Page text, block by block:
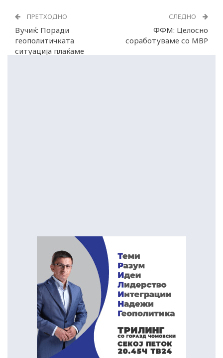
ПРЕТХОДНО
Вучиќ: Поради
геополитичката
ситуација плаќаме
СЛЕДНО
ФФМ: Целосно
соработуваме со МВР